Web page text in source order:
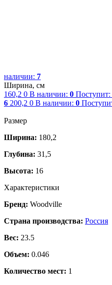
наличии: 7
Ширина, см
160,2 0 В наличии: 0 Поступит:
6 200,2 0 В наличии: 0
Размер
Ширина: 180,2
Глубина: 31,5
Высота: 16
Характеристики
Бренд: Woodville
Страна производства: Россия
Вес: 23.5
Объем: 0.046
Количество мест: 1